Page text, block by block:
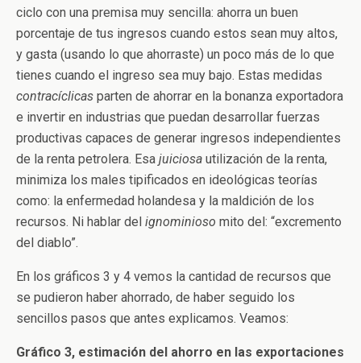
ciclo con una premisa muy sencilla: ahorra un buen
porcentaje de tus ingresos cuando estos sean muy altos,
y gasta (usando lo que ahorraste) un poco más de lo que
tienes cuando el ingreso sea muy bajo. Estas medidas
contracíclicas parten de ahorrar en la bonanza exportadora
e invertir en industrias que puedan desarrollar fuerzas
productivas capaces de generar ingresos independientes
de la renta petrolera. Esa juiciosa utilización de la renta,
minimiza los males tipificados en ideológicas teorías
como: la enfermedad holandesa y la maldición de los
recursos. Ni hablar del ignominioso mito del: “excremento
del diablo”.
En los gráficos 3 y 4 vemos la cantidad de recursos que
se pudieron haber ahorrado, de haber seguido los
sencillos pasos que antes explicamos. Veamos:
Gráfico 3, estimación del ahorro en las exportaciones